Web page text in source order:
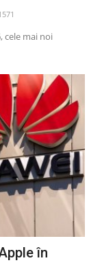
cele mai noi
în